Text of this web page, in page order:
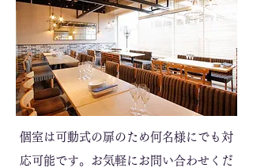
個室は可動式の扉のため何名様にでも対
応可能です。お気軽にお問い合わせくだ